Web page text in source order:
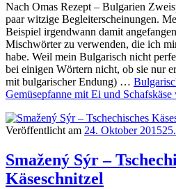
Nach Omas Rezept – Bulgarien
paar witzige Begleiterscheinungen.
Beispiel irgendwann damit
Mischwörter zu verwenden, die ich
habe. Weil mein Bulgarisch nicht
bei einigen Wörtern nicht, ob sie nur
mit bulgarischer Endung) …
Gemüsepfanne mit Ei und Schafskäse
Veröffentlicht am 24. Oktober 2015
Smažený Sýr –
Käseschnitzel